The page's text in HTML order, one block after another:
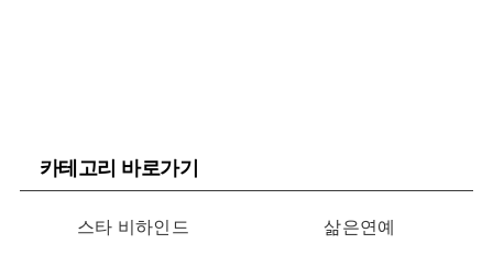
카테고리 바로가기
스타 비하인드 삶은연예